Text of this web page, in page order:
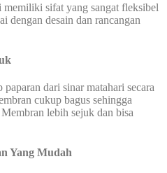
sifat yang sangat fleksibel
dengan desain dan rancangan
dari sinar matahari secara
cukup bagus sehingga
lebih sejuk dan bisa
Yang Mudah